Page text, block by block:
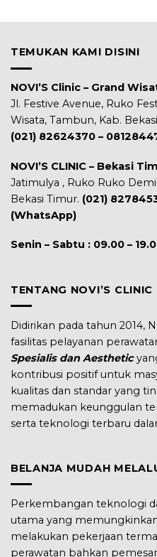
TEMUKAN KAMI DISINI
NOVI’S Clinic – Grand
Jl. Festive Avenue, Ruko
Wisata, Tambun, Kab.
(021) 82624370 –
NOVI’S CLINIC –
Jatimulya , Ruko Ruko
Bekasi Timur. (021)
(WhatsApp)
Senin – Sabtu : 09.00 –
TENTANG NOVI’S CLINIC
Didirikan pada tahun 2014,
fasilitas pelayanan
Spesialis dan Aesthetic
kontribusi positif untuk
kualitas dan standar yang
memadukan keunggulan
serta teknologi terbaru
BELANJA MUDAH
Perkembangan teknologi
utama yang
melakukan pekerjaan
perawatan bahkan